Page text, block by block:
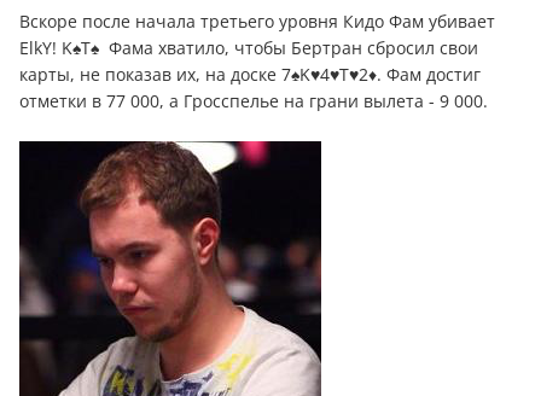
Вскоре после начала третьего уровня Кидо Фам убивает
ElkY! K♠T♠ Фама хватило, чтобы Бертран сбросил свои
карты, не показав их, на доске 7♠K♥4♥T♥2♦. Фам достиг
отметки в 77 000, а Гросспелье на грани вылета - 9 000.